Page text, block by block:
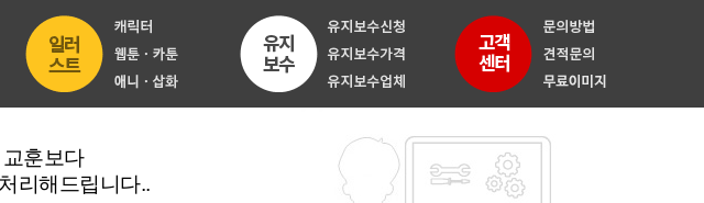
훈보다
리해드립니다..